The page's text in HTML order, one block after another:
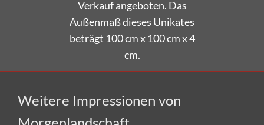
Außenmaß dieses Unikates
beträgt 100 cm x 100 cm x 4
cm.
Morgenlandschaft